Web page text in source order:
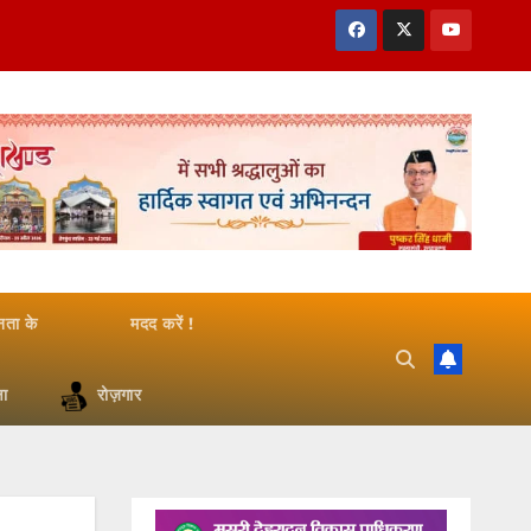
के मदद करें !
रोज़गार